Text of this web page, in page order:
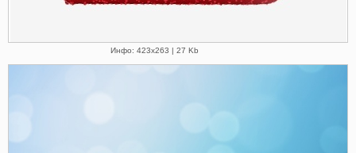
Инфо: 423х263 | 27 Kb